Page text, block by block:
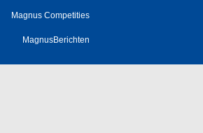
Magnus Competities
MagnusBerichten